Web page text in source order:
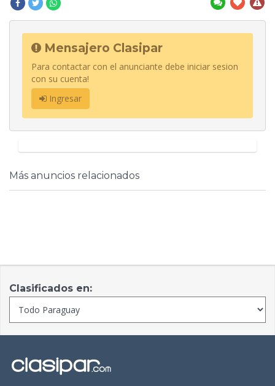
Mensajero Clasipar
Para contactar con el anunciante debe iniciar sesion
con su cuenta!
Ingresar
Más anuncios relacionados
Clasificados en: